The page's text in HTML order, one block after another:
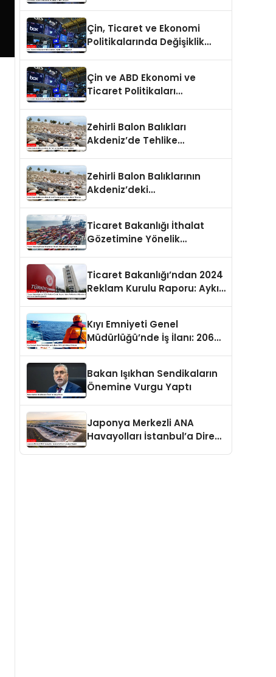
Çin, Ticaret ve Ekonomi
Politikalarında Değişiklik
Çin ve ABD Ekonomi ve
Ticaret Politikaları
Zehirli Balon Balıkları
Akdeniz’de Tehlike
Zehirli Balon Balıklarının
Akdeniz’deki
Ticaret Bakanlığı İthalat
Gözetimine Yönelik
Ticaret Bakanlığı’ndan 2024
Reklam Kurulu Raporu: Aykırı
Kıyı Emniyeti Genel
Müdürlüğü’nde İş İlanı: 206
Bakan Işıkhan Sendikaların
Önemine Vurgu Yaptı
Japonya Merkezli ANA
Havayolları İstanbul’a Direkt